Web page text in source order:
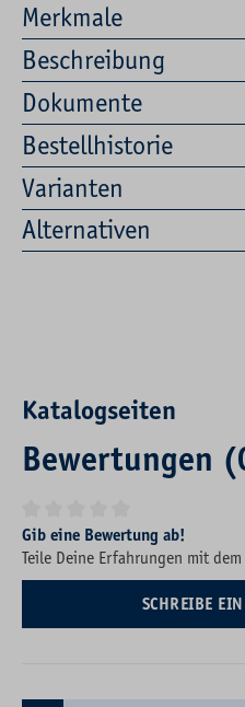
Merkmale
Beschreibung
Dokumente
Bestellhistorie
Varianten
Alternativen
Katalogseiten
Bewertungen
Durchschnittliche Bewertung von 0
Gib eine Bewertung ab!
Teile Deine Erfahrungen mit
SCHREIBE